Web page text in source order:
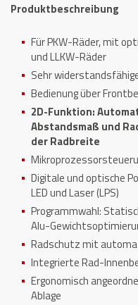
Menge
Produktbeschreibung
Für PKW-Räder, mit
und LLKW-Räder
Sehr
Bedienung über
2D-Funktion:
Abstandsmaß und
der Radbreite
Digitale und optische
LED und Laser (LPS)
Programmwahl:
Alu-
Radschutz mit
Integrierte Rad-
Ergonomisch
Ablage